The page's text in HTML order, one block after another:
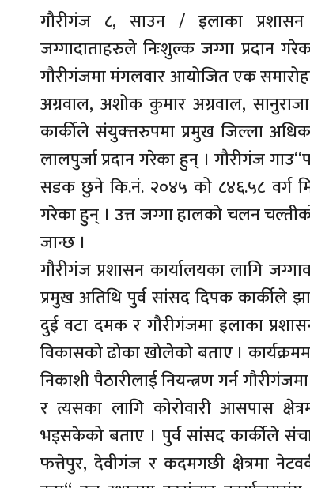
गौरीगंज ८, साउन / इलाका
जग्गादाताहरुले निःशुल्क जग्गा प्रदान
गौरीगंजमा मंगलवार आयोजित एक
अग्रवाल, अशोक कुमार अग्रवाल,
कार्कीले संयुक्त्तरुपमा प्रमुख जिल्ला
लालपुर्जा प्रदान गरेका हुन् । गौरीगंज
सडक छुने कि.नं. २०४५ को ८४६.५८ वर्ग
गरेका हुन् । उत्त जग्गा हालको चलन
जान्छ ।
गौरीगंज प्रशासन कार्यालयका लागि
प्रमुख अतिथि पुर्व सांसद दिपक कार्कीले
दुई वटा दमक र गौरीगंजमा इलाका
विकासको ढोका खोलेको बताए ।
निकाशी पैठारीलाई नियन्त्रण गर्न
र त्यसका लागि कोरोवारी आसपास
भइसकेको बताए । पुर्व सांसद कार्कीले
फत्तेपुर, देवीगंज र कदमगछी क्षेत्रमा